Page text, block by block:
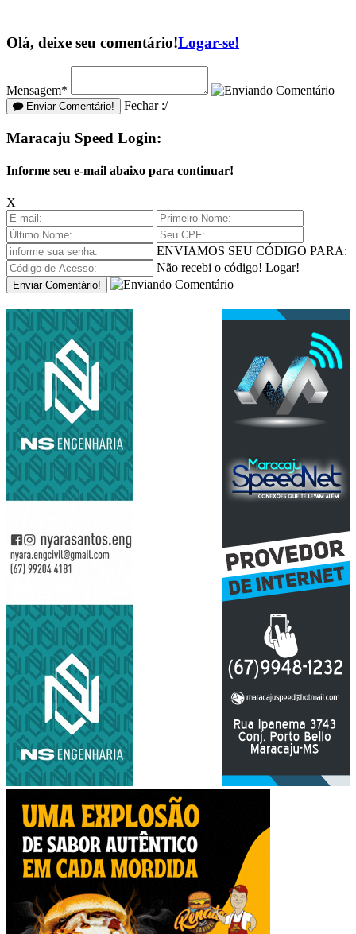
Olá, deixe seu comentário!Logar-se!
Mensagem*
Enviar Comentário! Fechar :/
Maracaju Speed Login:
Informe seu e-mail abaixo para continuar!
X
ENVIAMOS SEU CÓDIGO PARA:
Não recebi o código! Logar!
Enviar Comentário!